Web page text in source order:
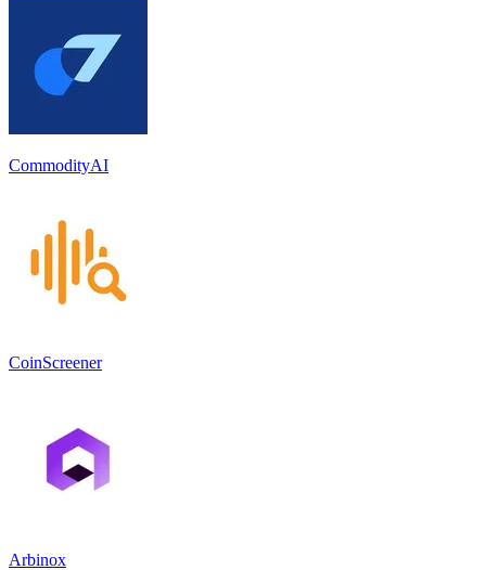
CommodityAI
CoinScreener
Arbinox